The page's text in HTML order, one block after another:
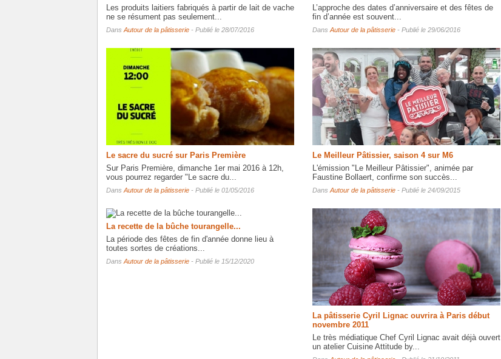
Les produits laitiers fabriqués à partir de lait de vache
ne se résument pas seulement...
Dans Autour de la pâtisserie - Publié le 28/07/2016
L’approche des dates d’anniversaire et des fêtes de
fin d’année est souvent...
Dans Autour de la pâtisserie - Publié le 29/06/2016
Le sacre du sucré sur Paris Première
Sur Paris Première, dimanche 1er mai 2016 à 12h,
vous pourrez regarder "Le sacre du...
Dans Autour de la pâtisserie - Publié le 01/05/2016
Le Meilleur Pâtissier, saison 4 sur M6
L'émission "Le Meilleur Pâtissier", animée par
Faustine Bollaert, confirme son succès...
Dans Autour de la pâtisserie - Publié le 24/09/2015
La recette de la bûche tourangelle...
La période des fêtes de fin d'année donne lieu à
toutes sortes de créations...
Dans Autour de la pâtisserie - Publié le 15/12/2020
La pâtisserie Cyril Lignac ouvrira à Paris début
novembre 2011
Le très médiatique Chef Cyril Lignac avait déjà ouvert
un atelier Cuisine Attitude by...